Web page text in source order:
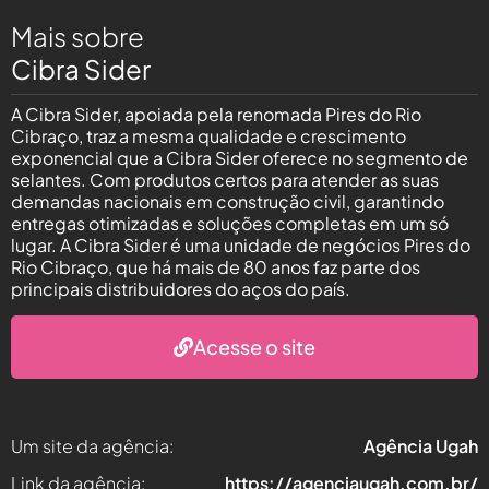
Mais sobre
Cibra Sider
A Cibra Sider, apoiada pela renomada Pires do Rio
Cibraço, traz a mesma qualidade e crescimento
exponencial que a Cibra Sider oferece no segmento de
selantes. Com produtos certos para atender as suas
demandas nacionais em construção civil, garantindo
entregas otimizadas e soluções completas em um só
lugar. A Cibra Sider é uma unidade de negócios Pires do
Rio Cibraço, que há mais de 80 anos faz parte dos
principais distribuidores do aços do país.
Acesse o site
Um site da agência:
Agência Ugah
Link da agência:
https://agenciaugah.com.br/